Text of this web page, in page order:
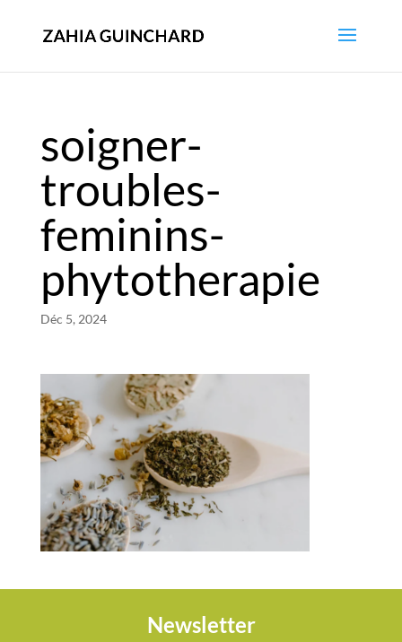
soigner-
troubles-
feminins-
phytotherapie
Déc 5, 2024
Newsletter